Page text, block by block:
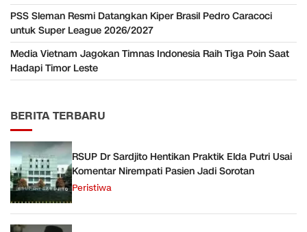
PSS Sleman Resmi Datangkan Kiper Brasil Pedro Caracoci
untuk Super League 2026/2027
Media Vietnam Jagokan Timnas Indonesia Raih Tiga Poin Saat
Hadapi Timor Leste
BERITA TERBARU
RSUP Dr Sardjito Hentikan Praktik Elda Putri Usai
Komentar Nirempati Pasien Jadi Sorotan
Peristiwa